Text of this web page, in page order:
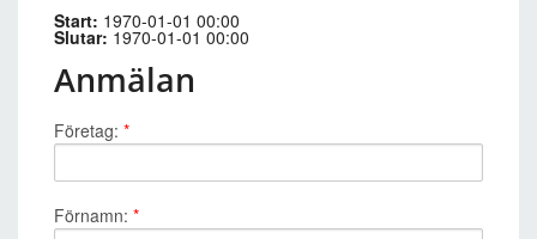
Start: 1970-01-01 00:00
Slutar: 1970-01-01 00:00
Anmälan
Företag: *
Förnamn: *